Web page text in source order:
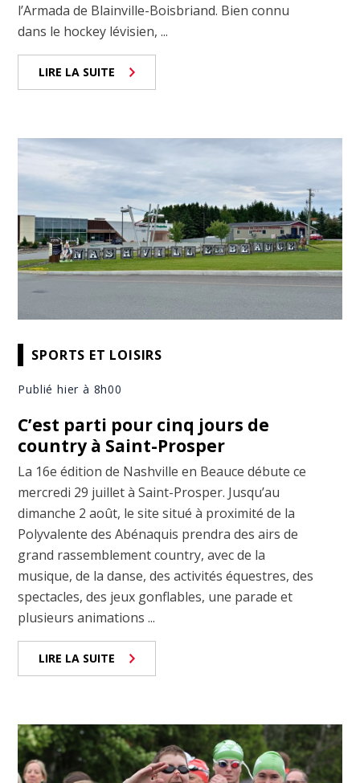
l’Armada de Blainville-Boisbriand. Bien connu
dans le hockey lévisien, ...
LIRE LA SUITE
SPORTS ET LOISIRS
Publié hier à 8h00
C’est parti pour cinq jours de
country à Saint-Prosper
La 16e édition de Nashville en Beauce débute ce
mercredi 29 juillet à Saint-Prosper. Jusqu’au
dimanche 2 août, le site situé à proximité de la
Polyvalente des Abénaquis prendra des airs de
grand rassemblement country, avec de la
musique, de la danse, des activités équestres, des
spectacles, des jeux gonflables, une parade et
plusieurs animations ...
LIRE LA SUITE